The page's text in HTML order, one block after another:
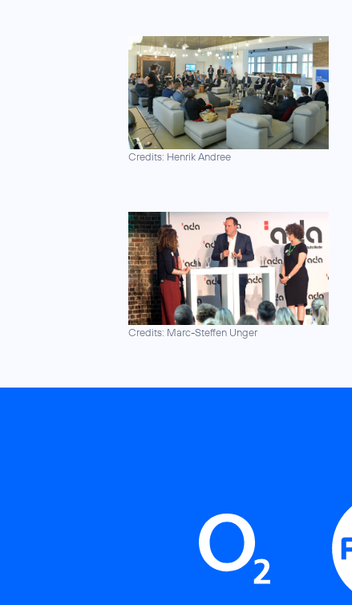
Credits: Henrik Andree
Credits: Marc-Steffen Unger